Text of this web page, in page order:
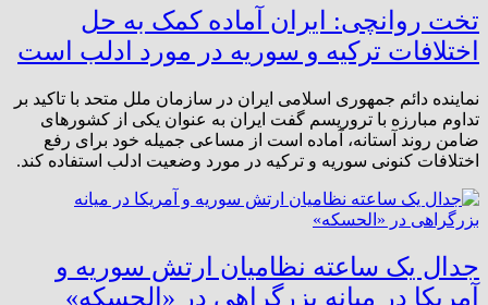
تخت روانچی: ایران آماده کمک به حل
اختلافات ترکیه و سوریه در مورد ادلب است
نماینده دائم جمهوری اسلامی ایران در سازمان ملل متحد با تاکید بر
تداوم مبارزه با تروریسم گفت ایران به عنوان یکی از کشورهای
ضامن روند آستانه، آماده است از مساعی جمیله خود برای رفع
اختلافات کنونی سوریه و ترکیه در مورد وضعیت ادلب استفاده کند.
جدال یک ساعته نظامیان ارتش سوریه و
آمریکا در میانه بزرگراهی در «الحسکه»